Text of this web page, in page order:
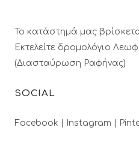
Το κατάστημά μας
Εκτελείτε δρομολόγιο
(Διασταύρωση Ραφήνας)
SOCIAL
Facebook | Instagram |